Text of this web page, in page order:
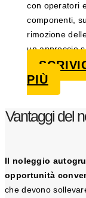
con operatori
componenti,
rimozione
un approccio
PIÙ
Vantaggi del
Il noleggio
opportunità
che devono